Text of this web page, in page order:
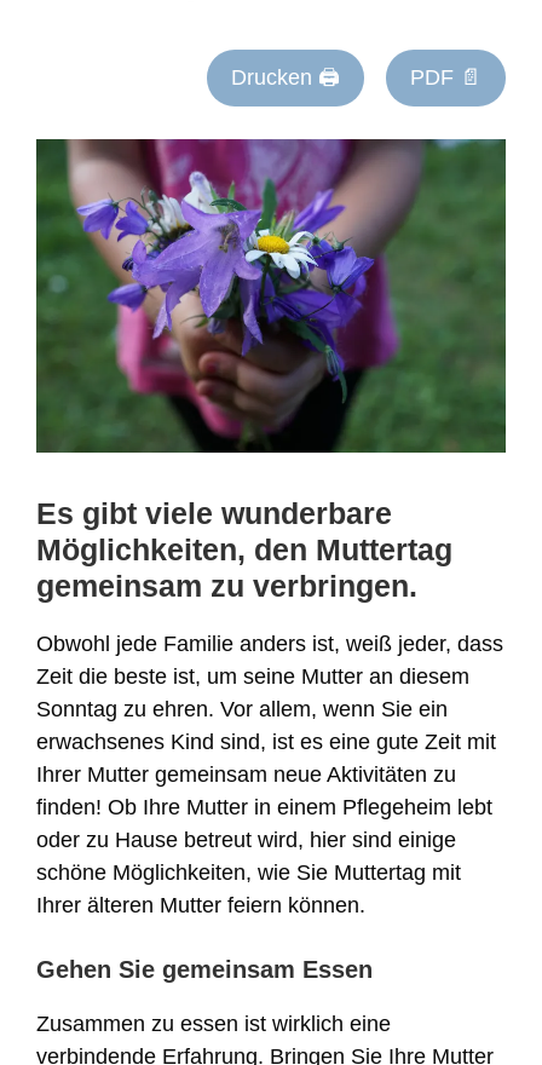
Drucken 🖨 PDF 📄
Es gibt viele wunderbare
Möglichkeiten, den Muttertag
gemeinsam zu verbringen.
Obwohl jede Familie anders ist, weiß jeder, dass
Zeit die beste ist, um seine Mutter an diesem
Sonntag zu ehren. Vor allem, wenn Sie ein
erwachsenes Kind sind, ist es eine gute Zeit mit
Ihrer Mutter gemeinsam neue Aktivitäten zu
finden! Ob Ihre Mutter in einem Pflegeheim lebt
oder zu Hause betreut wird, hier sind einige
schöne Möglichkeiten, wie Sie Muttertag mit
Ihrer älteren Mutter feiern können.
Gehen Sie gemeinsam Essen
Zusammen zu essen ist wirklich eine
verbindende Erfahrung. Bringen Sie Ihre Mutter